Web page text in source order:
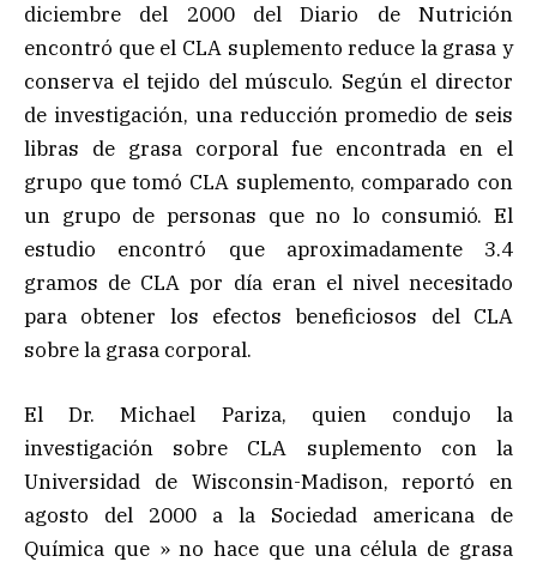
diciembre del 2000 del Diario de Nutrición
encontró que el CLA suplemento reduce la grasa y
conserva el tejido del músculo. Según el director
de investigación, una reducción promedio de seis
libras de grasa corporal fue encontrada en el
grupo que tomó CLA suplemento, comparado con
un grupo de personas que no lo consumió. El
estudio encontró que aproximadamente 3.4
gramos de CLA por día eran el nivel necesitado
para obtener los efectos beneficiosos del CLA
sobre la grasa corporal.
El Dr. Michael Pariza, quien condujo la
investigación sobre CLA suplemento con la
Universidad de Wisconsin-Madison, reportó en
agosto del 2000 a la Sociedad americana de
Química que » no hace que una célula de grasa